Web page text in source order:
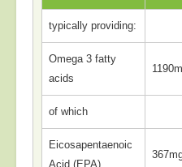
typically providing:
Omega 3 fatty
acids
of which
Eicosapentaenoic
Acid (EPA)